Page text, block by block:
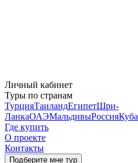
Личный кабинет
Туры по странам
ТурцияТаиландЕгипетШри-
ЛанкаОАЭМальдивыРоссияКуба
Где купить
О проекте
Контакты
Подберите мне тур